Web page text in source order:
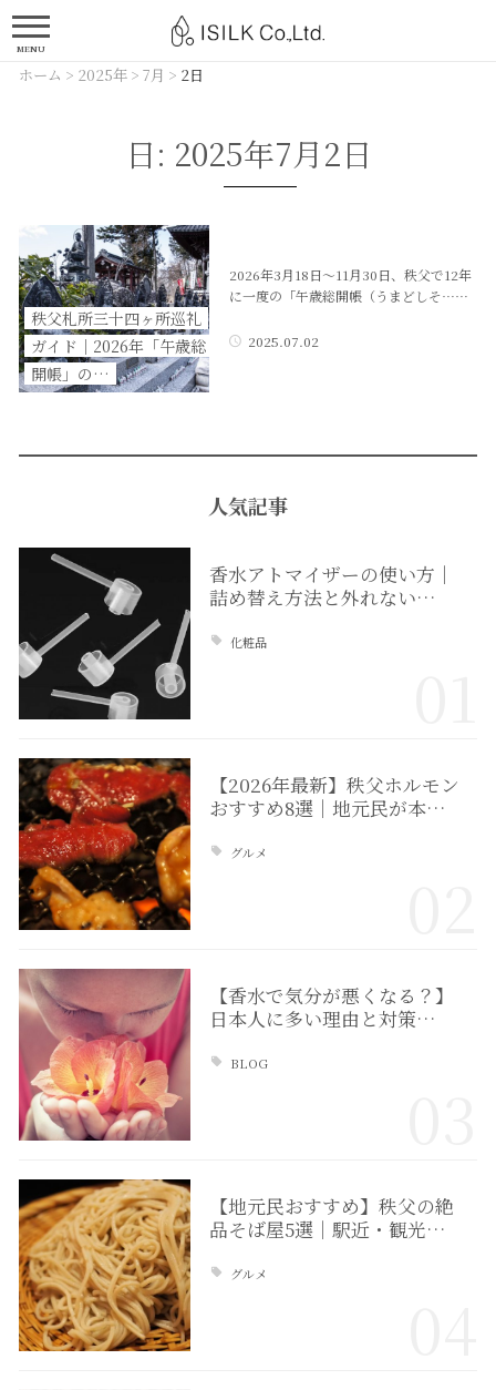
MENU
ホーム > 2025年> 7月 > 2日
日: 2025年7月2日
秩父札所三十四ヶ所巡礼
ガイド｜2026年「午歳総
開帳」の…
2026年3月18日〜11月30日、秩父で12年
に一度の「午歳総開帳（うまどしそ……
2025.07.02
人気記事
香水アトマイザーの使い方｜
詰め替え方法と外れない…
化粧品
【2026年最新】秩父ホルモン
おすすめ8選｜地元民が本…
グルメ
【香水で気分が悪くなる？】
日本人に多い理由と対策…
BLOG
【地元民おすすめ】秩父の絶
品そば屋5選｜駅近・観光…
グルメ